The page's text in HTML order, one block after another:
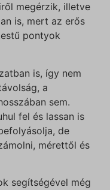
megérzik, illetve
is, mert az erős
pontyok
is, így nem
a
sem.
fel és lassan is
de
mérettől és
segítségével még